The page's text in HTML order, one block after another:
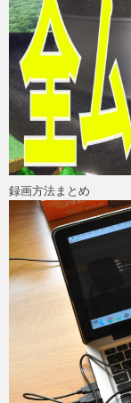
録画方法まとめ